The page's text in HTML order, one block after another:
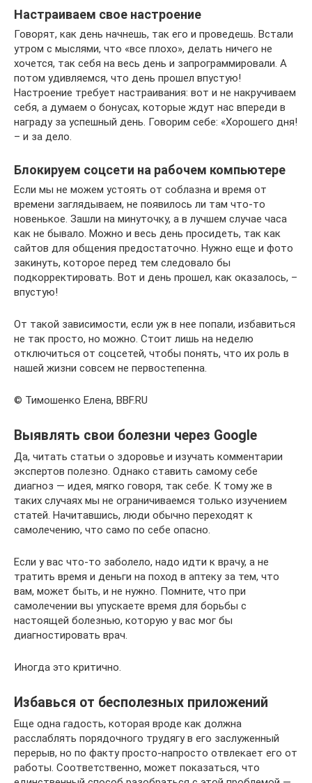
Настраиваем свое настроение
Говорят, как день начнешь, так его и проведешь. Встали
утром с мыслями, что «все плохо», делать ничего не
хочется, так себя на весь день и запрограммировали. А
потом удивляемся, что день прошел впустую!
Настроение требует настраивания: вот и не накручиваем
себя, а думаем о бонусах, которые ждут нас впереди в
награду за успешный день. Говорим себе: «Хорошего дня!
– и за дело.
Блокируем соцсети на рабочем компьютере
Если мы не можем устоять от соблазна и время от
времени заглядываем, не появилось ли там что-то
новенькое. Зашли на минуточку, а в лучшем случае часа
как не бывало. Можно и весь день просидеть, так как
сайтов для общения предостаточно. Нужно еще и фото
закинуть, которое перед тем следовало бы
подкорректировать. Вот и день прошел, как оказалось, –
впустую!
От такой зависимости, если уж в нее попали, избавиться
не так просто, но можно. Стоит лишь на неделю
отключиться от соцсетей, чтобы понять, что их роль в
нашей жизни совсем не первостепенна.
© Тимошенко Елена, BBF.RU
Выявлять свои болезни через Google
Да, читать статьи о здоровье и изучать комментарии
экспертов полезно. Однако ставить самому себе
диагноз — идея, мягко говоря, так себе. К тому же в
таких случаях мы не ограничиваемся только изучением
статей. Начитавшись, люди обычно переходят к
самолечению, что само по себе опасно.
Если у вас что-то заболело, надо идти к врачу, а не
тратить время и деньги на поход в аптеку за тем, что
вам, может быть, и не нужно. Помните, что при
самолечении вы упускаете время для борьбы с
настоящей болезнью, которую у вас мог бы
диагностировать врач.
Иногда это критично.
Избавься от бесполезных приложений
Еще одна гадость, которая вроде как должна
расслаблять порядочного трудягу в его заслуженный
перерыв, но по факту просто-напросто отвлекает его от
работы. Соответственно, может показаться, что